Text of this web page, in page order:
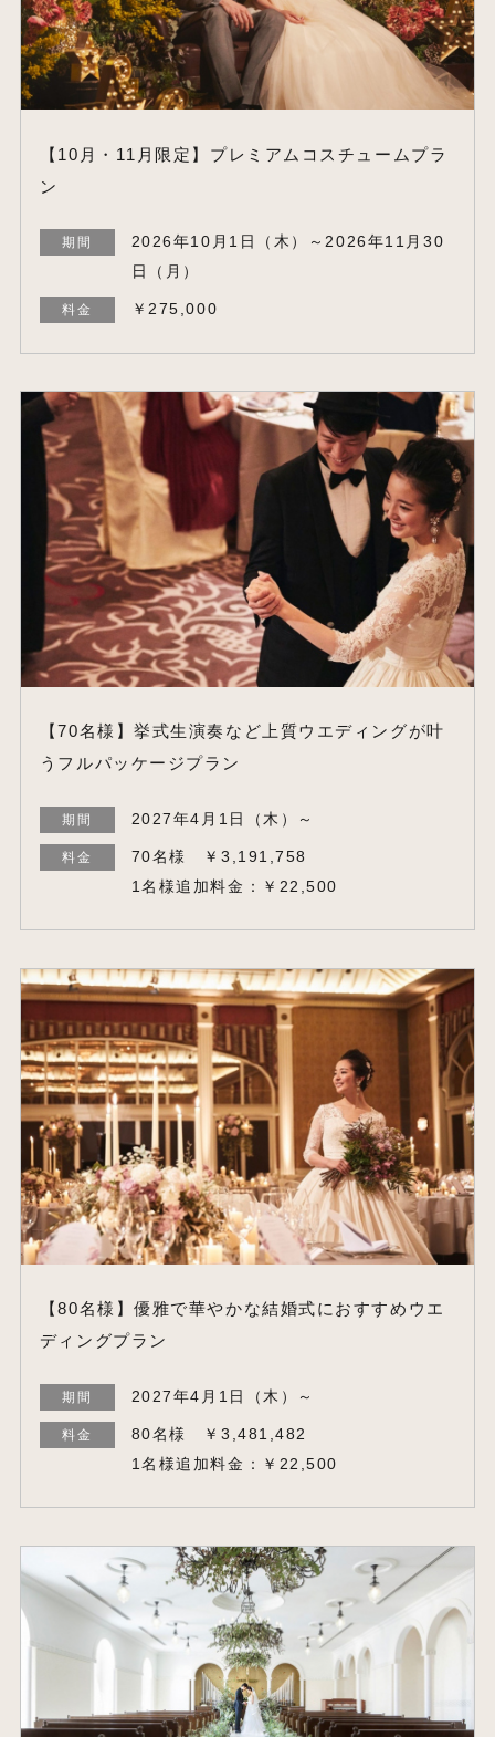
【10月・11月限定】プレミアムコスチュームプラ
ン
期間
2026年10月1日（木）～2026年11月30
日（月）
料金 ￥275,000
【70名様】挙式生演奏など上質ウエディングが叶
うフルパッケージプラン
期間 2027年4月1日（木）～
料金
70名様 ￥3,191,758
1名様追加料金：￥22,500
【80名様】優雅で華やかな結婚式におすすめウエ
ディングプラン
期間 2027年4月1日（木）～
料金
80名様 ￥3,481,482
1名様追加料金：￥22,500